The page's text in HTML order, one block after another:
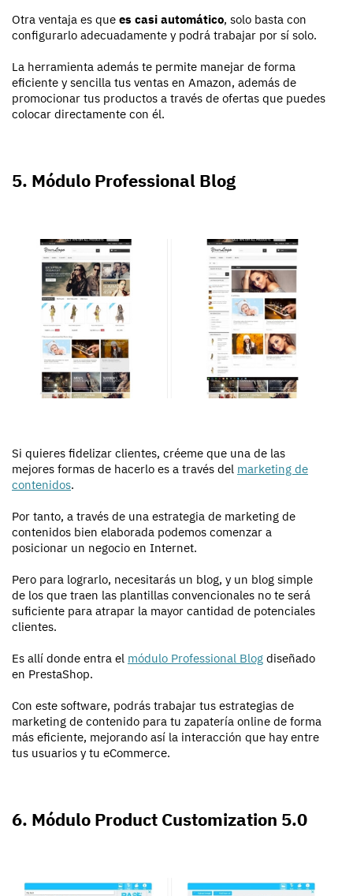
Otra ventaja es que es casi automático, solo basta con
configurarlo adecuadamente y podrá trabajar por sí solo.
La herramienta además te permite manejar de forma
eficiente y sencilla tus ventas en Amazon, además de
promocionar tus productos a través de ofertas que puedes
colocar directamente con él.
5. Módulo Professional Blog
Si quieres fidelizar clientes, créeme que una de las
mejores formas de hacerlo es a través del marketing de
contenidos.
Por tanto, a través de una estrategia de marketing de
contenidos bien elaborada podemos comenzar a
posicionar un negocio en Internet.
Pero para lograrlo, necesitarás un blog, y un blog simple
de los que traen las plantillas convencionales no te será
suficiente para atrapar la mayor cantidad de potenciales
clientes.
Es allí donde entra el módulo Professional Blog diseñado
en PrestaShop.
Con este software, podrás trabajar tus estrategias de
marketing de contenido para tu zapatería online de forma
más eficiente, mejorando así la interacción que hay entre
tus usuarios y tu eCommerce.
6. Módulo Product Customization 5.0